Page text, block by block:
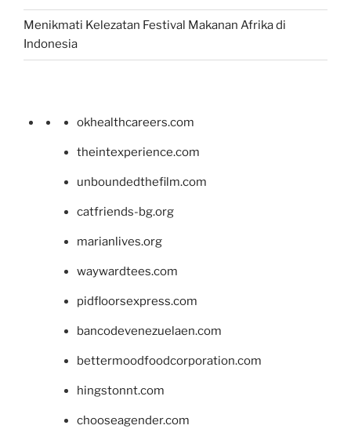
Menikmati Kelezatan Festival Makanan Afrika di
Indonesia
okhealthcareers.com
theintexperience.com
unboundedthefilm.com
catfriends-bg.org
marianlives.org
waywardtees.com
pidfloorsexpress.com
bancodevenezuelaen.com
bettermoodfoodcorporation.com
hingstonnt.com
chooseagender.com